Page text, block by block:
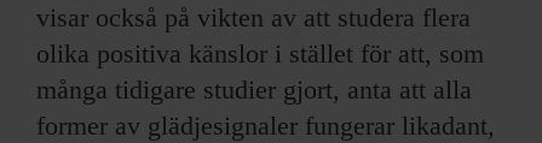
visar också på vikten av att studera flera
olika positiva känslor i stället för att, som
många tidigare studier gjort, anta att alla
former av glädjesignaler fungerar likadant,